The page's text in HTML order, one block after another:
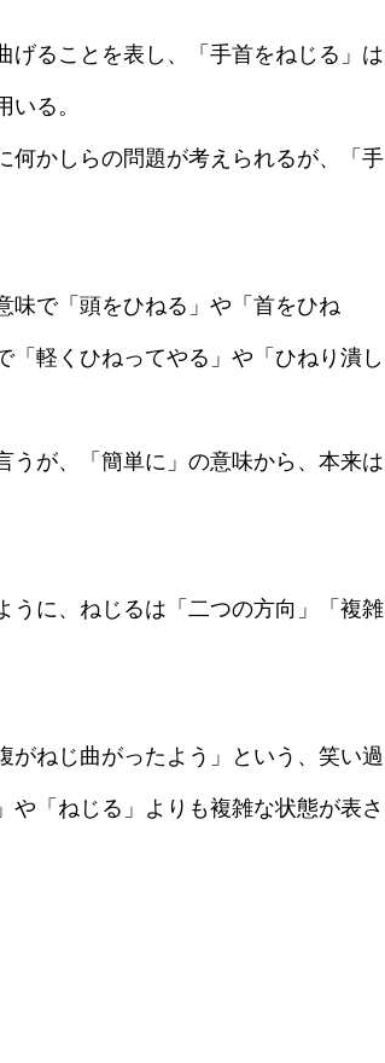
げることを表し、「手首をねじる」は
る。
何かしらの問題が考えられるが、「手
味で「頭をひねる」や「首をひね
「軽くひねってやる」や「ひねり潰し
うが、「簡単に」の意味から、本来は
うに、ねじるは「二つの方向」「複雑
がねじ曲がったよう」という、笑い過
や「ねじる」よりも複雑な状態が表さ